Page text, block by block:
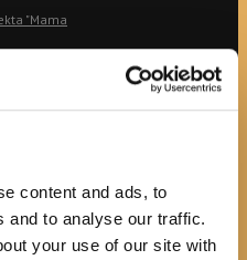
content and ads, to
and to analyse our traffic.
your use of our site with
"Mama